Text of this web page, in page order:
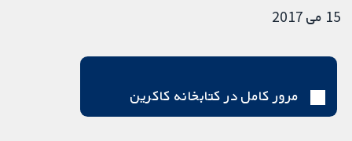
15 می 2017
مرور کامل در کتابخانه کاکرین